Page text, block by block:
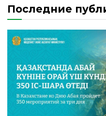
Последние